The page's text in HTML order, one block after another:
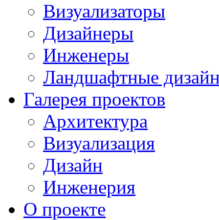
Визуализаторы
Дизайнеры
Инженеры
Ландшафтные
Галерея проектов
Архитектура
Визуализация
Дизайн
Инженерия
О проекте